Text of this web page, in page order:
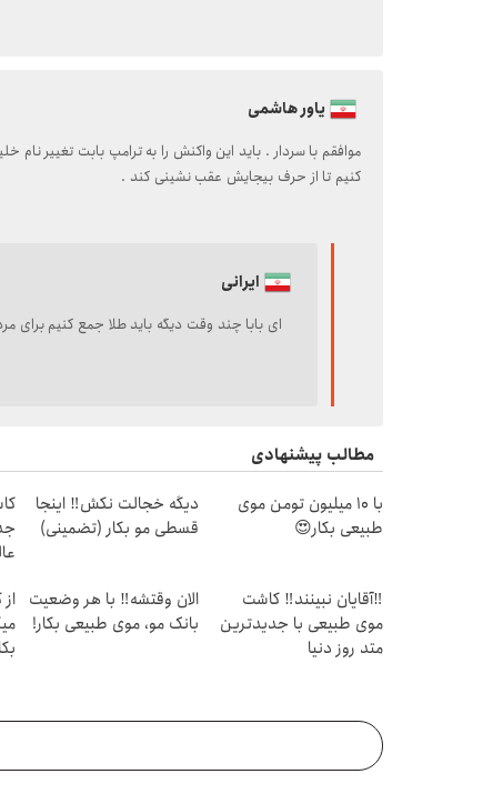
یاور هاشمی
موافقم با سردار . باید این واکنش را به ترامپ بابت تغییر
کنیم تا از حرف بیجایش عقب نشینی کند .
ایرانی
ای بابا چند وقت دیگه باید طلا جمع کنیم برای
مطالب پیشنهادی
با 10 میلیون تومن موی
طبیعی بکار😍
دیگه خجالت نکش‼️ اینجا
قسطی مو بکار (تضمینی)
‼️آقایان نبینند‼️ کاشت
موی طبیعی با جدیدترین
متد روز دنیا
الان وقتشه‼️ با هر وضعیت
بانک مو، موی طبیعی بکار!